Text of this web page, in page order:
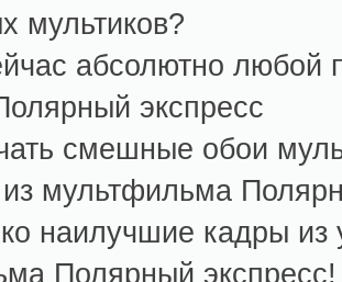
мультиков?
абсолютно любой
экспресс
смешные обои
мультфильма
наилучшие кадры из
Полярный экспресс!